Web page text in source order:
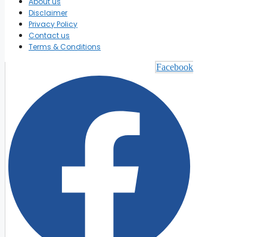
Disclaimer
Privacy Policy
Contact us
Terms & Conditions
Facebook